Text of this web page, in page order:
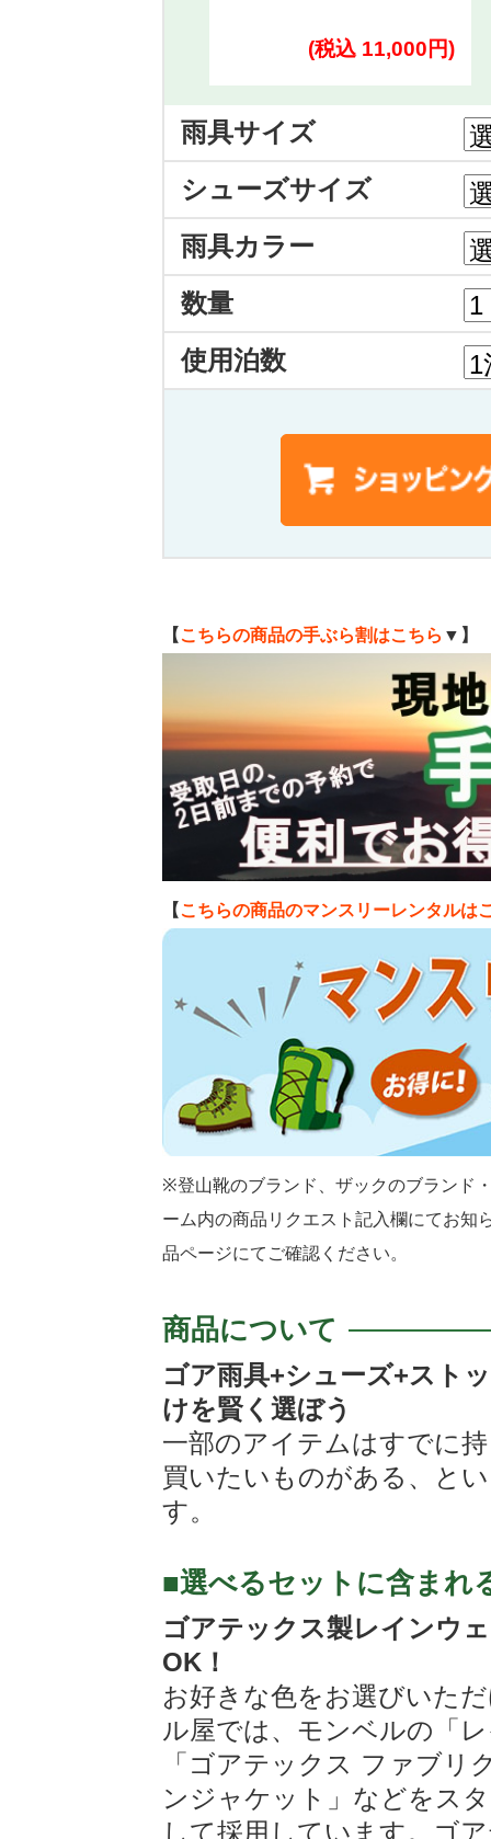
(税込 11,000円)
雨具サイズ
シューズサイズ
雨具カラー
数量
使用泊数
【こちらの商品の手ぶら割はこちら ▼】
【こちらの商品のマンスリーレンタルは
※登山靴のブランド、ザックのブランド
ーム内の商品リクエスト記入欄にてお知
品ページにてご確認ください。
商品について
ゴア雨具+シューズ+スト
けを賢く選ぼう
一部のアイテムはすでに
買いたいものがある、と
す。
■選べるセットに含まれ
ゴアテックス製レインウ
OK！
お好きな色をお選びいた
ル屋では、モンベルの「
「ゴアテックス ファブリ
ンジャケット」などをス
して採用しています。ゴ